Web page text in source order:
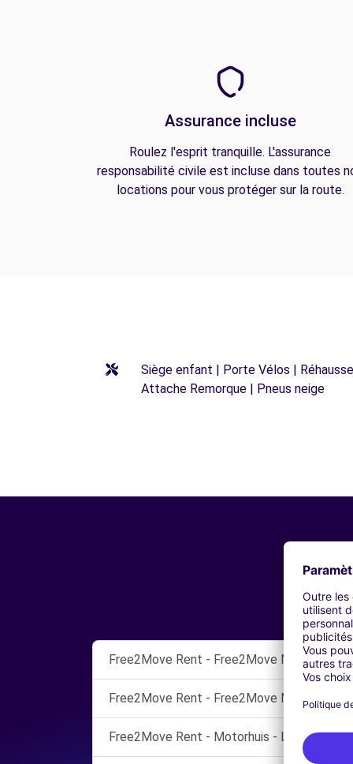
Assurance incluse
Roulez l'esprit tranquille. L'assurance
responsabilité civile est incluse dans toutes
locations pour vous protéger sur la route.
Siège enfant | Porte Vélos |
Attache Remorque | Pneus neige
Free2Move Rent - Free2Move Netherlands
Free2Move Rent - Free2Move Netherlands
Free2Move Rent - Motorhuis - LEIDEN